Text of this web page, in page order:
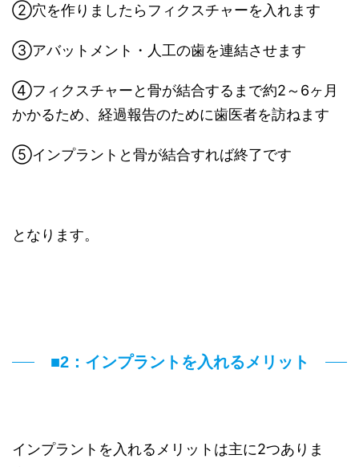
②穴を作りましたらフィクスチャーを入れます
③アバットメント・人工の歯を連結させます
④フィクスチャーと骨が結合するまで約2～6ヶ月
かかるため、経過報告のために歯医者を訪ねます
⑤インプラントと骨が結合すれば終了です
となります。
■2：インプラントを入れるメリット
インプラントを入れるメリットは主に2つありま